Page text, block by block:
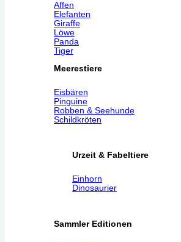
Affen
Elefanten
Giraffe
Löwe
Panda
Tiger
Meerestiere
Eisbären
Pinguine
Robben & Seehunde
Schildkröten
Urzeit & Fabeltiere
Einhorn
Dinosaurier
Sammler Editionen